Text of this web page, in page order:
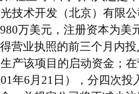
技术开发（北京）有限
万美元，注册资本为美
营业执照的前三个月内
产该项目的启动资金；
年6月21日），分四次投